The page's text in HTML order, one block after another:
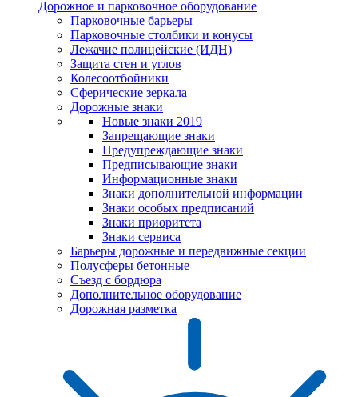
Дорожное и парковочное оборудование
Парковочные барьеры
Парковочные столбики и конусы
Лежачие полицейские (ИДН)
Защита стен и углов
Колесоотбойники
Сферические зеркала
Дорожные знаки
Новые знаки 2019
Запрещающие знаки
Предупреждающие знаки
Предписывающие знаки
Информационные знаки
Знаки дополнительной информации
Знаки особых предписаний
Знаки приоритета
Знаки сервиса
Барьеры дорожные и передвижные секции
Полусферы бетонные
Съезд с бордюра
Дополнительное оборудование
Дорожная разметка